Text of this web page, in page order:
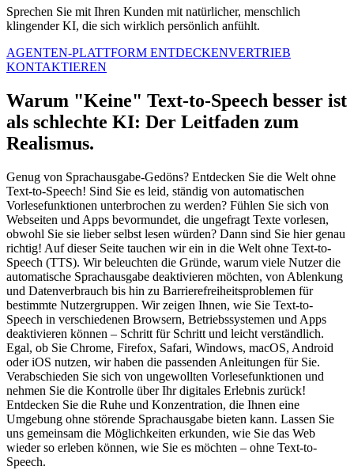
Sprechen Sie mit Ihren Kunden mit natürlicher, menschlich
klingender KI, die sich wirklich persönlich anfühlt.
AGENTEN-PLATTFORM ENTDECKENVERTRIEB
KONTAKTIEREN
Warum "Keine" Text-to-Speech besser ist
als schlechte KI: Der Leitfaden zum
Realismus.
Genug von Sprachausgabe-Gedöns? Entdecken Sie die Welt ohne
Text-to-Speech! Sind Sie es leid, ständig von automatischen
Vorlesefunktionen unterbrochen zu werden? Fühlen Sie sich von
Webseiten und Apps bevormundet, die ungefragt Texte vorlesen,
obwohl Sie sie lieber selbst lesen würden? Dann sind Sie hier genau
richtig! Auf dieser Seite tauchen wir ein in die Welt ohne Text-to-
Speech (TTS). Wir beleuchten die Gründe, warum viele Nutzer die
automatische Sprachausgabe deaktivieren möchten, von Ablenkung
und Datenverbrauch bis hin zu Barrierefreiheitsproblemen für
bestimmte Nutzergruppen. Wir zeigen Ihnen, wie Sie Text-to-
Speech in verschiedenen Browsern, Betriebssystemen und Apps
deaktivieren können – Schritt für Schritt und leicht verständlich.
Egal, ob Sie Chrome, Firefox, Safari, Windows, macOS, Android
oder iOS nutzen, wir haben die passenden Anleitungen für Sie.
Verabschieden Sie sich von ungewollten Vorlesefunktionen und
nehmen Sie die Kontrolle über Ihr digitales Erlebnis zurück!
Entdecken Sie die Ruhe und Konzentration, die Ihnen eine
Umgebung ohne störende Sprachausgabe bieten kann. Lassen Sie
uns gemeinsam die Möglichkeiten erkunden, wie Sie das Web
wieder so erleben können, wie Sie es möchten – ohne Text-to-
Speech.